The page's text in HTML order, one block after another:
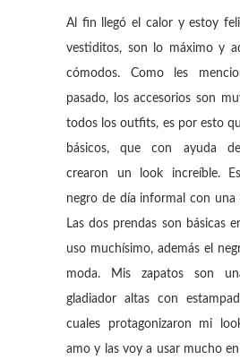
Al fin llegó el calor y estoy
vestiditos, son lo máximo y
cómodos. Como les
pasado, los accesorios son
todos los outfits, es por esto
básicos, que con ayuda
crearon un look increíble.
negro de día informal con una
Las dos prendas son básicas
uso muchísimo, además el
moda. Mis zapatos son
gladiador altas con
cuales protagonizaron mi
amo y las voy a usar mucho